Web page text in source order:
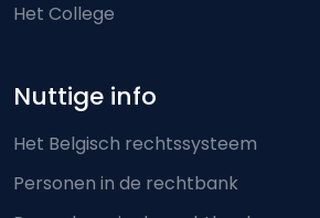
Het College
Nuttige info
Het Belgisch rechtssysteem
Personen in de rechtbank